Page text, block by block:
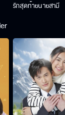
รักสุดท้ายนายสามี